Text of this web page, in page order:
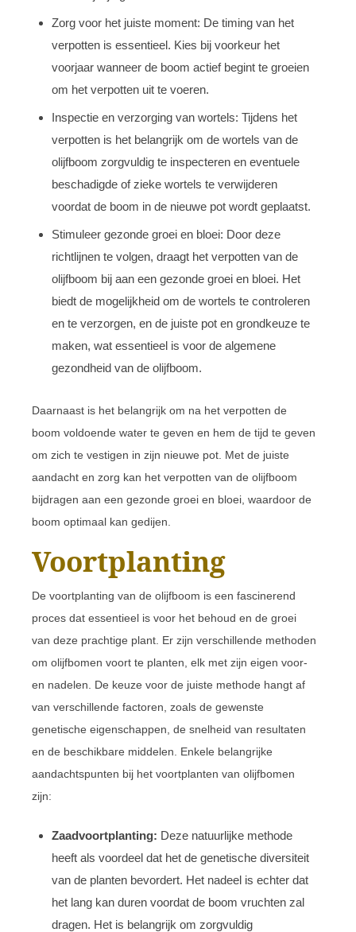
Zorg voor het juiste moment: De timing van het
verpotten is essentieel. Kies bij voorkeur het
voorjaar wanneer de boom actief begint te groeien
om het verpotten uit te voeren.
Inspectie en verzorging van wortels: Tijdens het
verpotten is het belangrijk om de wortels van de
olijfboom zorgvuldig te inspecteren en eventuele
beschadigde of zieke wortels te verwijderen
voordat de boom in de nieuwe pot wordt geplaatst.
Stimuleer gezonde groei en bloei: Door deze
richtlijnen te volgen, draagt het verpotten van de
olijfboom bij aan een gezonde groei en bloei. Het
biedt de mogelijkheid om de wortels te controleren
en te verzorgen, en de juiste pot en grondkeuze te
maken, wat essentieel is voor de algemene
gezondheid van de olijfboom.
Daarnaast is het belangrijk om na het verpotten de
boom voldoende water te geven en hem de tijd te geven
om zich te vestigen in zijn nieuwe pot. Met de juiste
aandacht en zorg kan het verpotten van de olijfboom
bijdragen aan een gezonde groei en bloei, waardoor de
boom optimaal kan gedijen.
Voortplanting
De voortplanting van de olijfboom is een fascinerend
proces dat essentieel is voor het behoud en de groei
van deze prachtige plant. Er zijn verschillende methoden
om olijfbomen voort te planten, elk met zijn eigen voor-
en nadelen. De keuze voor de juiste methode hangt af
van verschillende factoren, zoals de gewenste
genetische eigenschappen, de snelheid van resultaten
en de beschikbare middelen. Enkele belangrijke
aandachtspunten bij het voortplanten van olijfbomen
zijn:
Zaadvoortplanting: Deze natuurlijke methode
heeft als voordeel dat het de genetische diversiteit
van de planten bevordert. Het nadeel is echter dat
het lang kan duren voordat de boom vruchten zal
dragen. Het is belangrijk om zorgvuldig